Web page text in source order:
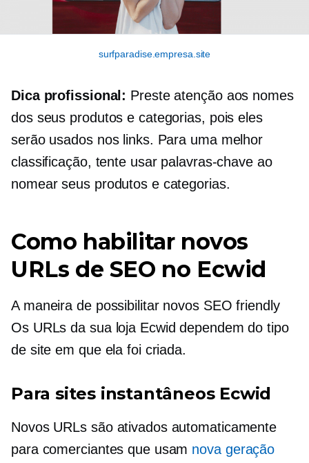
surfparadise.empresa.site
Dica profissional: Preste atenção aos nomes
dos seus produtos e categorias, pois eles
serão usados ​​nos links. Para uma melhor
classificação, tente usar palavras-chave ao
nomear seus produtos e categorias.
Como habilitar novos
URLs de SEO no Ecwid
A maneira de possibilitar novos SEO friendly
Os URLs da sua loja Ecwid dependem do tipo
de site em que ela foi criada.
Para sites instantâneos Ecwid
Novos URLs são ativados automaticamente
para comerciantes que usam nova geração